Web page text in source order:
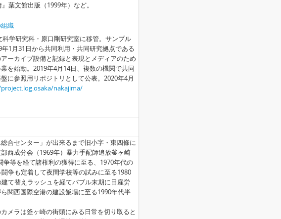
葉文館出版（1999年）など。
織
学研究科・原口剛研究室に移管。サンプル
1月31日から共同利用・共同研究拠点である
ーカイブ設備と記録と表現とメディアのため
を始動。2019年4月14日、複数の機関で共同
に参照用リポジトリとして公表。2020年4月
nakajima/
合センター」が出来るまで旧小字・東四條に
西成分会（1969年）暴力手配師追放釜ヶ崎
争等を経て諸権利の獲得に至る、1970年代の
争も定着して夜間学校等の試みに至る1980
て替えラッシュを経てバブル末期に日雇労
関西国際空港の建設飯場に至る1990年代半
メラは釜ヶ崎の街頭にみる日常を切り取ると